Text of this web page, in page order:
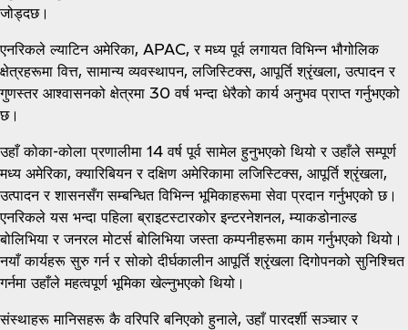
जोड्दछ।
एनरिकले ल्याटिन अमेरिका, APAC, र मध्य पूर्व लगायत विभिन्न भौगोलिक
क्षेत्रहरूमा वित्त, सामान्य व्यवस्थापन, लजिस्टिक्स, आपूर्ति श्रृंखला, उत्पादन र
गुणस्तर आश्वासनको क्षेत्रमा 30 वर्ष भन्दा धेरैको कार्य अनुभव प्राप्त गर्नुभएको
छ।
उहाँ कोका-कोला प्रणालीमा 14 वर्ष पूर्व सामेल हुनुभएको थियो र उहाँले सम्पूर्ण
मध्य अमेरिका, क्यारिबियन र दक्षिण अमेरिकामा लजिस्टिक्स, आपूर्ति श्रृंखला,
उत्पादन र शासनसँग सम्बन्धित विभिन्न भूमिकाहरूमा सेवा प्रदान गर्नुभएको छ।
एनरिकले यस भन्दा पहिला ब्राइटस्टारकोर इन्टरनेशनल, म्याकडोनाल्ड
बोलिभिया र जनरल मोटर्स बोलिभिया जस्ता कम्पनीहरूमा काम गर्नुभएको थियो।
नयाँ कार्यहरू सुरु गर्न र सोको दीर्घकालीन आपूर्ति श्रृंखला दिगोपनको सुनिश्चित
गर्नमा उहाँले महत्वपूर्ण भूमिका खेल्नुभएको थियो।
संस्थाहरू मानिसहरू कै वरिपरि बनिएको हुनाले, उहाँ पारदर्शी सञ्चार र